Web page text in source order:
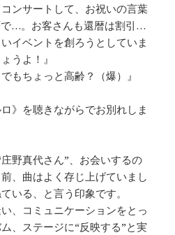
ンサートして、お祝いの言葉
…。お客さんも還暦は割引…
イベントを創ろうとしていま
うよ！』
もちょっと高齢？（爆）』
》を聴きながらでお別れしま
野真代さん”、お会いするの
、曲はよく存じ上げていまし
いる、と言う印象です。
、コミュニケーションをとっ
、ステージに“反映する”と実